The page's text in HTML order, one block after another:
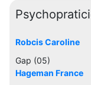
Robcis Caroline
Gap (05)
Hageman France